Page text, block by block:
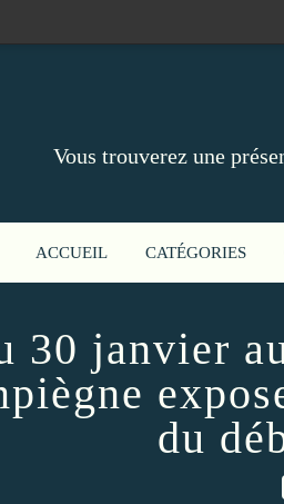
Vous trouverez une
ACCUEIL CATÉGORIES
30 janvier
du